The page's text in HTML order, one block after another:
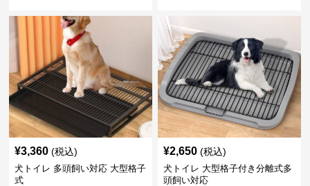
¥3,360 (税込)
犬トイレ 多頭飼い対応 大型格子
式
¥2,650 (税込)
犬トイレ 大型格子付き分離式多
頭飼い対応